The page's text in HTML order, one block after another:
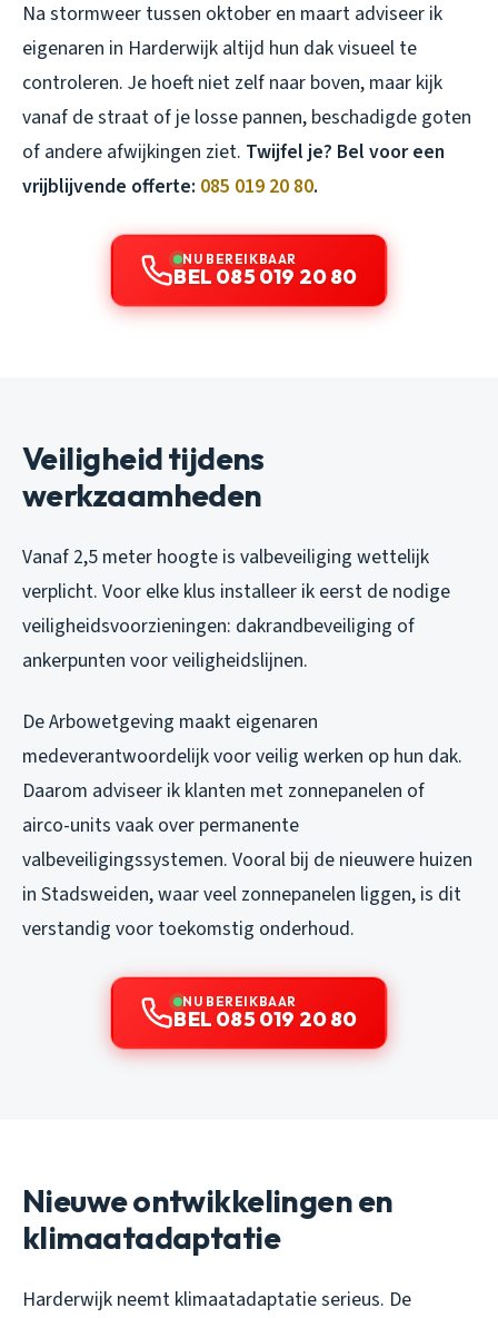
Na stormweer tussen oktober en maart adviseer ik
eigenaren in Harderwijk altijd hun dak visueel te
controleren. Je hoeft niet zelf naar boven, maar kijk
vanaf de straat of je losse pannen, beschadigde goten
of andere afwijkingen ziet. Twijfel je? Bel voor een
vrijblijvende offerte: 085 019 20 80.
NU BEREIKBAAR
BEL 085 019 20 80
Veiligheid tijdens
werkzaamheden
Vanaf 2,5 meter hoogte is valbeveiliging wettelijk
verplicht. Voor elke klus installeer ik eerst de nodige
veiligheidsvoorzieningen: dakrandbeveiliging of
ankerpunten voor veiligheidslijnen.
De Arbowetgeving maakt eigenaren
medeverantwoordelijk voor veilig werken op hun dak.
Daarom adviseer ik klanten met zonnepanelen of
airco-units vaak over permanente
valbeveiligingssystemen. Vooral bij de nieuwere huizen
in Stadsweiden, waar veel zonnepanelen liggen, is dit
verstandig voor toekomstig onderhoud.
NU BEREIKBAAR
BEL 085 019 20 80
Nieuwe ontwikkelingen en
klimaatadaptatie
Harderwijk neemt klimaatadaptatie serieus. De